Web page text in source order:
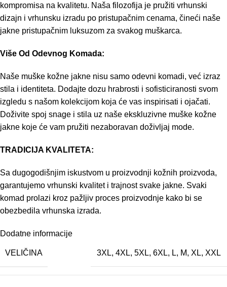
kompromisa na kvalitetu. Naša filozofija je pružiti vrhunski
dizajn i vrhunsku izradu po pristupačnim cenama, čineći naše
jakne pristupačnim luksuzom za svakog muškarca.
Više Od Odevnog Komada:
Naše muške kožne jakne nisu samo odevni komadi, već izraz
stila i identiteta. Dodajte dozu hrabrosti i sofisticiranosti svom
izgledu s našom kolekcijom koja će vas inspirisati i ojačati.
Doživite spoj snage i stila uz naše ekskluzivne muške kožne
jakne koje će vam pružiti nezaboravan doživljaj mode.
TRADICIJA KVALITETA:
Sa dugogodišnjim iskustvom u proizvodnji kožnih proizvoda,
garantujemo vrhunski kvalitet i trajnost svake jakne. Svaki
komad prolazi kroz pažljiv proces proizvodnje kako bi se
obezbedila vrhunska izrada.
Dodatne informacije
VELIČINA 3XL, 4XL, 5XL, 6XL, L, M, XL, XXL